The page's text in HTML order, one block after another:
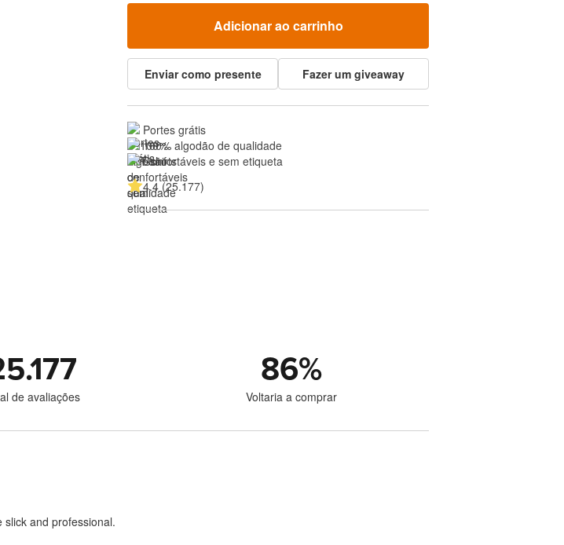
Adicionar ao carrinho
Enviar como presente Fazer um giveaway
Portes grátis
100% algodão de qualidade
Confortáveis e sem etiqueta
4.4 (25.177)
de avaliações
86%
Voltaria a comprar
and professional.